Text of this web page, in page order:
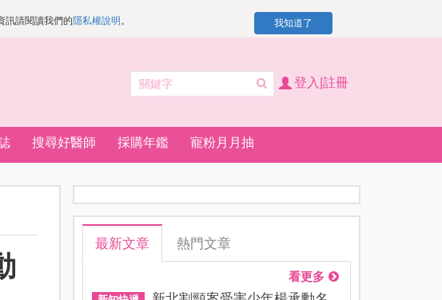
訊請閱讀我們的隱私權說明 。 我知道了
登入|註冊
搜尋好醫師 採購年鑑 寵粉月月抽
最新文章 熱門文章
看更多